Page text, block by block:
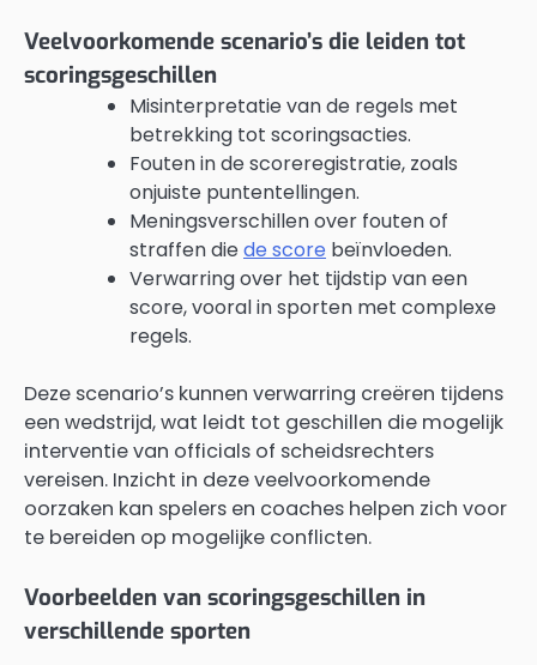
Veelvoorkomende scenario’s die leiden tot
scoringsgeschillen
Misinterpretatie van de regels met
betrekking tot scoringsacties.
Fouten in de scoreregistratie, zoals
onjuiste puntentellingen.
Meningsverschillen over fouten of
straffen diede score beïnvloeden.
Verwarring over het tijdstip van een
score, vooral in sporten met complexe
regels.
Deze scenario’s kunnen verwarring creëren tijdens
een wedstrijd, wat leidt tot geschillen die mogelijk
interventie van officials of scheidsrechters
vereisen. Inzicht in deze veelvoorkomende
oorzaken kan spelers en coaches helpen zich voor
te bereiden op mogelijke conflicten.
Voorbeelden van scoringsgeschillen in
verschillende sporten